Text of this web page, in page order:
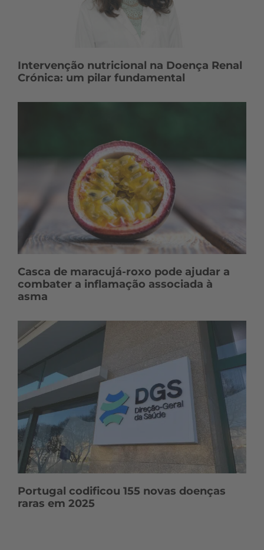
Intervenção nutricional na Doença Renal
Crónica: um pilar fundamental
Casca de maracujá-roxo pode ajudar a
combater a inflamação associada à
asma
Portugal codificou 155 novas doenças
raras em 2025